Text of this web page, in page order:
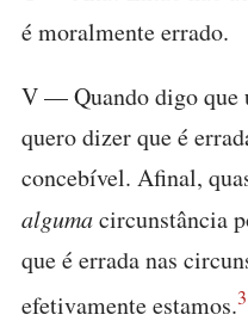
é moralmente errado.
V — Quando digo que
quero dizer que é
concebível. Afinal,
algumacircunstância
que é errada nas
efetivamente estamos.3